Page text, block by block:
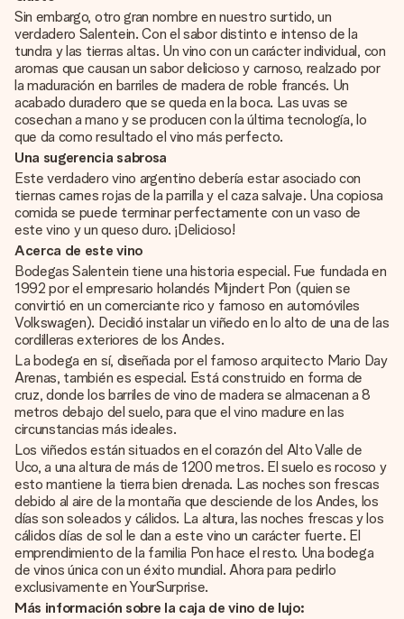
Sin embargo, otro gran nombre en nuestro surtido, un
verdadero Salentein. Con el sabor distinto e intenso de la
tundra y las tierras altas. Un vino con un carácter individual, con
aromas que causan un sabor delicioso y carnoso, realzado por
la maduración en barriles de madera de roble francés. Un
acabado duradero que se queda en la boca. Las uvas se
cosechan a mano y se producen con la última tecnología, lo
que da como resultado el vino más perfecto.
Una sugerencia sabrosa
Este verdadero vino argentino debería estar asociado con
tiernas carnes rojas de la parrilla y el caza salvaje. Una copiosa
comida se puede terminar perfectamente con un vaso de
este vino y un queso duro. ¡Delicioso!
Acerca de este vino
Bodegas Salentein tiene una historia especial. Fue fundada en
1992 por el empresario holandés Mijndert Pon (quien se
convirtió en un comerciante rico y famoso en automóviles
Volkswagen). Decidió instalar un viñedo en lo alto de una de las
cordilleras exteriores de los Andes.
La bodega en sí, diseñada por el famoso arquitecto Mario Day
Arenas, también es especial. Está construido en forma de
cruz, donde los barriles de vino de madera se almacenan a 8
metros debajo del suelo, para que el vino madure en las
circunstancias más ideales.
Los viñedos están situados en el corazón del Alto Valle de
Uco, a una altura de más de 1200 metros. El suelo es rocoso y
esto mantiene la tierra bien drenada. Las noches son frescas
debido al aire de la montaña que desciende de los Andes, los
días son soleados y cálidos. La altura, las noches frescas y los
cálidos días de sol le dan a este vino un carácter fuerte. El
emprendimiento de la familia Pon hace el resto. Una bodega
de vinos única con un éxito mundial. Ahora para pedirlo
exclusivamente en YourSurprise.
Más información sobre la caja de vino de lujo: